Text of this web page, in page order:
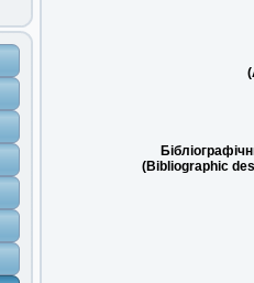
(Bibliographic